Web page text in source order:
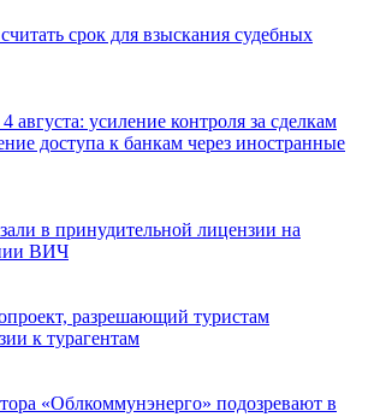
срок для взыскания судебных
августа: усиление контроля за сделкам
доступа к банкам через иностранные
в принудительной лицензии на
ВИЧ
разрешающий туристам
к турагентам
«Облкоммунэнерго» подозревают в